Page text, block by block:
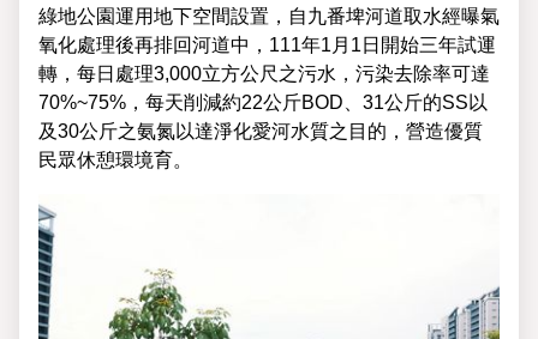
綠地公園運用地下空間設置，自九番埤河道取水經曝氣
氧化處理後再排回河道中，111年1月1日開始三年試運
轉，每日處理3,000立方公尺之污水，污染去除率可達
70%~75%，每天削減約22公斤BOD、31公斤的SS以
及30公斤之氨氮以達淨化愛河水質之目的，營造優質
民眾休憩環境育。